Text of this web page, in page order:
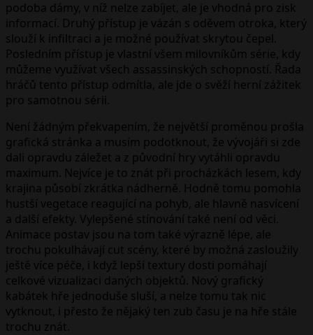
podoba dámy, v níž nelze zabíjet, ale je vhodná pro zisk
informací. Druhý přístup je vázán s oděvem otroka, který
slouží k infiltraci a je možné používat skrytou čepel.
Posledním přístup je vlastní všem milovníkům série, kdy
můžeme využívat všech assassinských schopností. Řada
hráčů tento přístup odmítla, ale jde o svěží herní zážitek
pro samotnou sérii.
Není žádným překvapením, že největší proměnou prošla
grafická stránka a musím podotknout, že vývojáři si zde
dali opravdu záležet a z původní hry vytáhli opravdu
maximum. Nejvíce je to znát při procházkách lesem, kdy
krajina působí zkrátka nádherně. Hodně tomu pomohla
hustší vegetace reagující na pohyb, ale hlavně nasvícení
a další efekty. Vylepšené stínování také není od věci.
Animace postav jsou na tom také výrazně lépe, ale
trochu pokulhávají cut scény, které by možná zasloužily
ještě více péče, i když lepší textury dosti pomáhají
celkové vizualizaci daných objektů. Nový grafický
kabátek hře jednoduše sluší, a nelze tomu tak nic
vytknout, i přesto že nějaký ten zub času je na hře stále
trochu znát.